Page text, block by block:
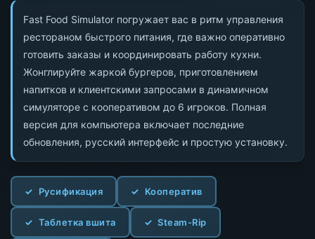
Fast Food Simulator погружает вас в ритм управления
рестораном быстрого питания, где важно оперативно
готовить заказы и координировать работу кухни.
Жонглируйте жаркой бургеров, приготовлением
напитков и клиентскими запросами в динамичном
симуляторе с кооперативом до 6 игроков. Полная
версия для компьютера включает последние
обновления, русский интерфейс и простую установку.
Русификация Кооператив
Таблетка вшита Steam-Rip